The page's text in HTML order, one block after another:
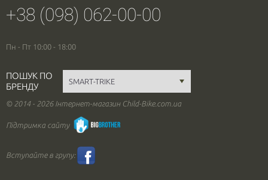
+38 (098) 062-00-00
Пн - Пт 10:00 - 18:00
ПОШУК ПО
БРЕНДУ
© 2014 - 2026 Інтернет-магазин Child-Bike.com.ua
Підтримка сайту
Вступайте в групу: